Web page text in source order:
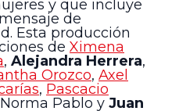
y que incluye
de
Esta producción
de Ximena
, Alejandra Herrera,
Orozco, Axel
, Pascacio
Pablo y Juan